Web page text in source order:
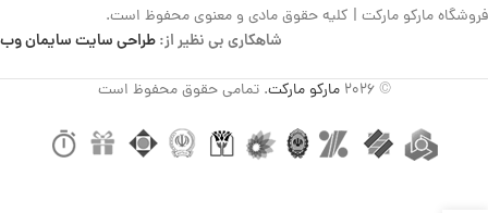
فروشگاه مارکو مارکت | کلیه حقوق مادی و معنوی محفوظ است.
شاهکاری بی نظیر از:طراحی سایت سایمان وب
© 2026 مارکو مارکت. تمامی حقوق محفوظ است